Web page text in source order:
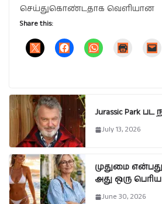
செய்துகொண்டதாக வெளியான
Share this:
Jurassic Park
July 13, 2026
முதுமை
அது ஒரு
June 30, 2026